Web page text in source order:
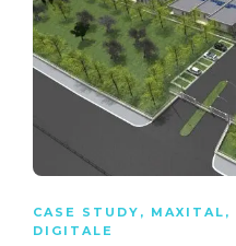
CASE STUDY , MAXITAL ,
DIGITALE